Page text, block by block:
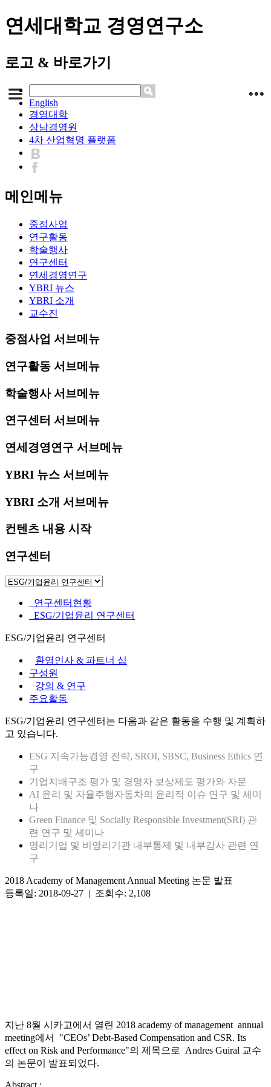
연세대학교 경영연구소
로고 & 바로가기
English
경영대학
상남경영원
4차 산업혁명 플랫폼
메인메뉴
중점사업
연구활동
학술행사
연구센터
연세경영연구
YBRI 뉴스
YBRI 소개
교수진
중점사업 서브메뉴
연구활동 서브메뉴
학술행사 서브메뉴
연구센터 서브메뉴
연세경영연구 서브메뉴
YBRI 뉴스 서브메뉴
YBRI 소개 서브메뉴
컨텐츠 내용 시작
연구센터
연구센터현황
ESG/기업윤리 연구센터
ESG/기업윤리 연구센터
환영인사 & 파트너 십
구성원
강의 & 연구
주요활동
ESG/기업윤리 연구센터는 다음과 같은 활동을 수행 및 계획하
고 있습니다.
ESG 지속가능경영 전략, SROI, SBSC, Business Ethics 연
구
기업지배구조 평가 및 경영자 보상제도 평가와 자문
AI 윤리 및 자율주행자동차의 윤리적 이슈 연구 및 세미
나
Green Finance 및 Socially Responsible Investment(SRI) 관
련 연구 및 세미나
영리기업 및 비영리기관 내부통제 및 내부감사 관련 연
구
2018 Academy of Management Annual Meeting 논문 발표
등록일: 2018-09-27 | 조회수: 2,108
지난 8월 시카고에서 열린 2018 academy of management annual
meeting에서 "CEOs’ Debt-Based Compensation and CSR. Its
effect on Risk and Performance"의 제목으로 Andres Guiral 교수
의 논문이 발표되었다.
Abstract :